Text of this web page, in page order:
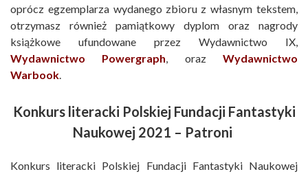
oprócz egzemplarza wydanego zbioru z własnym tekstem,
otrzymasz również pamiątkowy dyplom oraz nagrody
książkowe ufundowane przez Wydawnictwo IX,
Wydawnictwo Powergraph, orazWydawnictwo
Warbook.
Konkurs literacki Polskiej Fundacji Fantastyki
Naukowej 2021 – Patroni
Konkurs literacki Polskiej Fundacji Fantastyki Naukowej